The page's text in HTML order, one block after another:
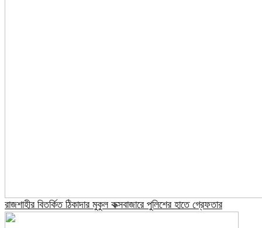
রাজশাহীর বিতর্কিত ঠিকাদার মুকুল কক্সবাজারে পুলিশের হাতে গ্রেফতার